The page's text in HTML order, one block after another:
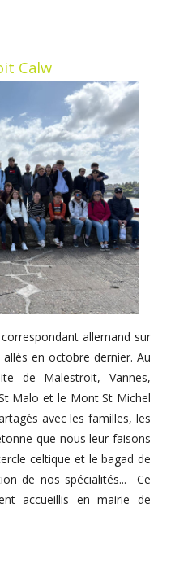
Calw
allemand sur
en octobre dernier. Au
de Malestroit, Vannes,
Malo et le Mont St Michel
avec les familles, les
que nous leur faisons
celtique et le bagad de
de nos spécialités... Ce
accueillis en mairie de